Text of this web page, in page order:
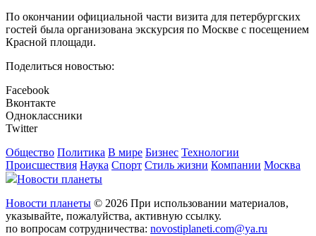
По окончании официальной части визита для петербургских
гостей была организована экскурсия по Москве с посещением
Красной площади.
Поделиться новостью:
Facebook
Вконтакте
Одноклассники
Twitter
Общество Политика В мире Бизнес Технологии
Происшествия Наука Спорт Стиль жизни Компании Москва
Новости планеты
Новости планеты © 2026 При использовании материалов,
указывайте, пожалуйства, активную ссылку.
по вопросам сотрудничества: novostiplaneti.com@ya.ru